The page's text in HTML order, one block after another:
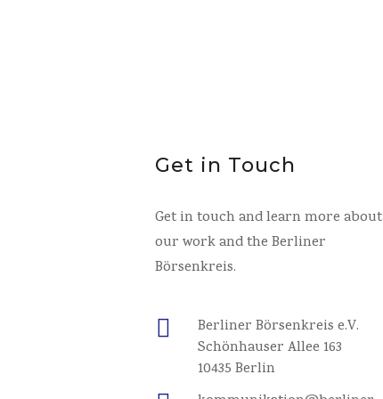
Get in Touch
Get in touch and learn more about
our work and the Berliner
Börsenkreis.

Berliner Börsenkreis e.V.
Schönhauser Allee 163
10435 Berlin